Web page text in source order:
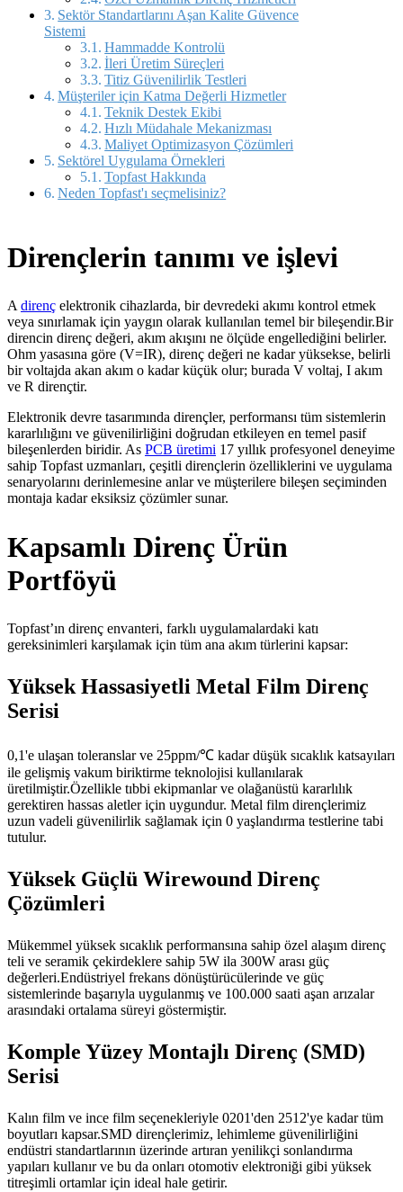
Sektör Standartlarını Aşan Kalite Güvence
Sistemi
Hammadde Kontrolü
İleri Üretim Süreçleri
Titiz Güvenilirlik Testleri
Müşteriler için Katma Değerli Hizmetler
Teknik Destek Ekibi
Hızlı Müdahale Mekanizması
Maliyet Optimizasyon Çözümleri
Sektörel Uygulama Örnekleri
Topfast Hakkında
Neden Topfast'ı seçmelisiniz?
Dirençlerin tanımı ve işlevi
A direnç elektronik cihazlarda, bir devredeki akımı kontrol etmek
veya sınırlamak için yaygın olarak kullanılan temel bir bileşendir.Bir
direncin direnç değeri, akım akışını ne ölçüde engellediğini belirler.
Ohm yasasına göre (V=IR), direnç değeri ne kadar yüksekse, belirli
bir voltajda akan akım o kadar küçük olur; burada V voltaj, I akım
ve R dirençtir.
Elektronik devre tasarımında dirençler, performansı tüm sistemlerin
kararlılığını ve güvenilirliğini doğrudan etkileyen en temel pasif
bileşenlerden biridir. As PCB üretimi 17 yıllık profesyonel deneyime
sahip Topfast uzmanları, çeşitli dirençlerin özelliklerini ve uygulama
senaryolarını derinlemesine anlar ve müşterilere bileşen seçiminden
montaja kadar eksiksiz çözümler sunar.
Kapsamlı Direnç Ürün
Portföyü
Topfast’ın direnç envanteri, farklı uygulamalardaki katı
gereksinimleri karşılamak için tüm ana akım türlerini kapsar:
Yüksek Hassasiyetli Metal Film Direnç
Serisi
0,1'e ulaşan toleranslar ve 25ppm/℃ kadar düşük sıcaklık katsayıları
ile gelişmiş vakum biriktirme teknolojisi kullanılarak
üretilmiştir.Özellikle tıbbi ekipmanlar ve olağanüstü kararlılık
gerektiren hassas aletler için uygundur. Metal film dirençlerimiz
uzun vadeli güvenilirlik sağlamak için 0 yaşlandırma testlerine tabi
tutulur.
Yüksek Güçlü Wirewound Direnç
Çözümleri
Mükemmel yüksek sıcaklık performansına sahip özel alaşım direnç
teli ve seramik çekirdeklere sahip 5W ila 300W arası güç
değerleri.Endüstriyel frekans dönüştürücülerinde ve güç
sistemlerinde başarıyla uygulanmış ve 100.000 saati aşan arızalar
arasındaki ortalama süreyi göstermiştir.
Komple Yüzey Montajlı Direnç (SMD)
Serisi
Kalın film ve ince film seçenekleriyle 0201'den 2512'ye kadar tüm
boyutları kapsar.SMD dirençlerimiz, lehimleme güvenilirliğini
endüstri standartlarının üzerinde artıran yenilikçi sonlandırma
yapıları kullanır ve bu da onları otomotiv elektroniği gibi yüksek
titreşimli ortamlar için ideal hale getirir.